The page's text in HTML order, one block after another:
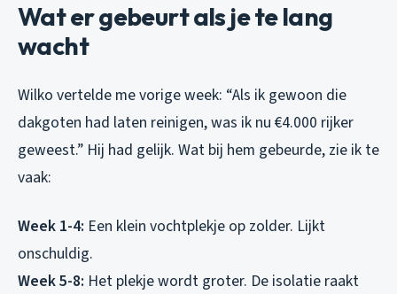
Wat er gebeurt als je te lang
wacht
Wilko vertelde me vorige week: “Als ik gewoon die
dakgoten had laten reinigen, was ik nu €4.000 rijker
geweest.” Hij had gelijk. Wat bij hem gebeurde, zie ik te
vaak:
Week 1-4: Een klein vochtplekje op zolder. Lijkt
onschuldig.
Week 5-8: Het plekje wordt groter. De isolatie raakt